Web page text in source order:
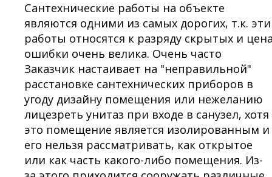
Сантехнические работы на объекте
являются одними из самых дорогих, т.к. эти
работы относятся к разряду скрытых и
ошибки очень велика. Очень часто
Заказчик настаивает на "неправильной"
расстановке сантехнических приборов в
угоду дизайну помещения или нежеланию
лицезреть унитаз при входе в санузел, хотя
это помещение является изолированным и
его нельзя рассматривать, как открытое
или как часть какого-либо помещения. Из-